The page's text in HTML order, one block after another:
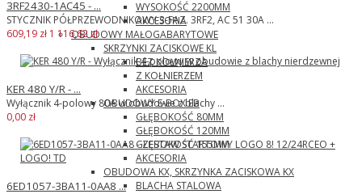
WYSOKOŚĆ 2200MM
AKCESORIA
OBUDOWY MAŁOGABARYTOWE
SKRZYNKI ZACISKOWE KL
BEZ KOŁNIERZA
Z KOŁNIERZEM
AKCESORIA
OBUDOWY E-BOX EB
GŁĘBOKOŚĆ 80MM
GŁĘBOKOŚĆ 120MM
GŁĘBOKOŚĆ 155MM
AKCESORIA
OBUDOWA KX, SKRZYNKA ZACISKOWA KX
BLACHA STALOWA
3RF2430-1AC45 - ...
STYCZNIK PÓŁPRZEWODNIKOWY 3-FAZ. 3RF2, AC 51 30A ...
609,19 zł 1 116,62 zł
KER 480 Y/R - ...
Wyłącznik 4-polowy 80A w obudowie z blachy ...
0,00 zł
6ED1057-3BA11-0AA8 ...